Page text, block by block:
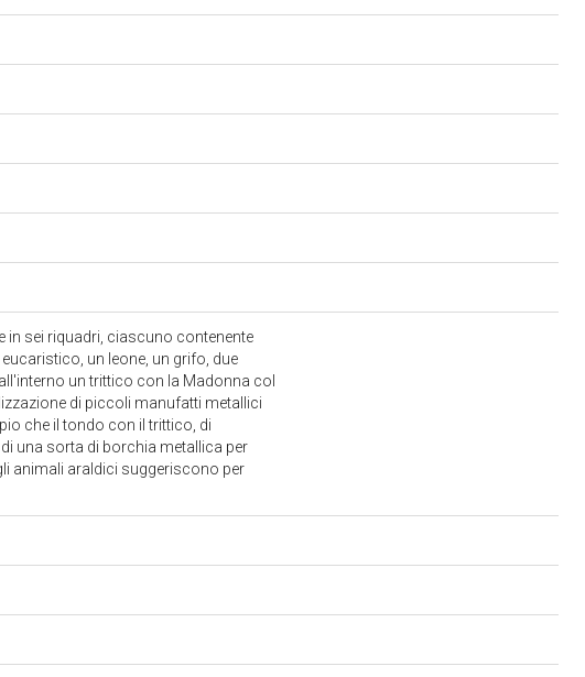
in sei riquadri, ciascuno contenente
un leone, un grifo, due
un trittico con la Madonna col
di piccoli manufatti metallici
che il tondo con il trittico, di
una sorta di borchia metallica per
animali araldici suggeriscono per